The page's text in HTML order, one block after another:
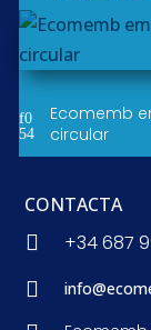
Ecomemb
circular
CONTACTA

+34 687
